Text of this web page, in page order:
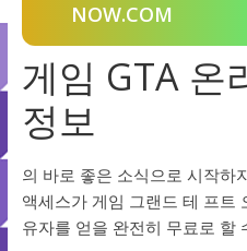
NOW.COM
게임 GTA 온
정보
의 바로 좋은 소식으로 시작하
액세스가 게임 그랜드 테 프트
유자를 얻을 완전히 무료로 할